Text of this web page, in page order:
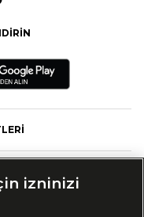
izninizi